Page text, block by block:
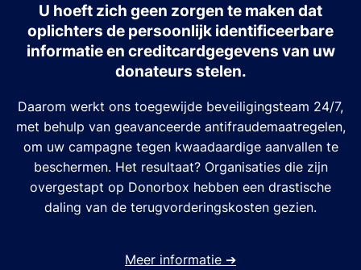
U hoeft zich geen zorgen te maken dat
oplichters de persoonlijk identificeerbare
informatie en creditcardgegevens van uw
donateurs stelen.
Daarom werkt ons toegewijde beveiligingsteam 24/7,
met behulp van geavanceerde antifraudemaatregelen,
om uw campagne tegen kwaadaardige aanvallen te
beschermen. Het resultaat? Organisaties die zijn
overgestapt op Donorbox hebben een drastische
daling van de terugvorderingskosten gezien.
Meer informatie ➔